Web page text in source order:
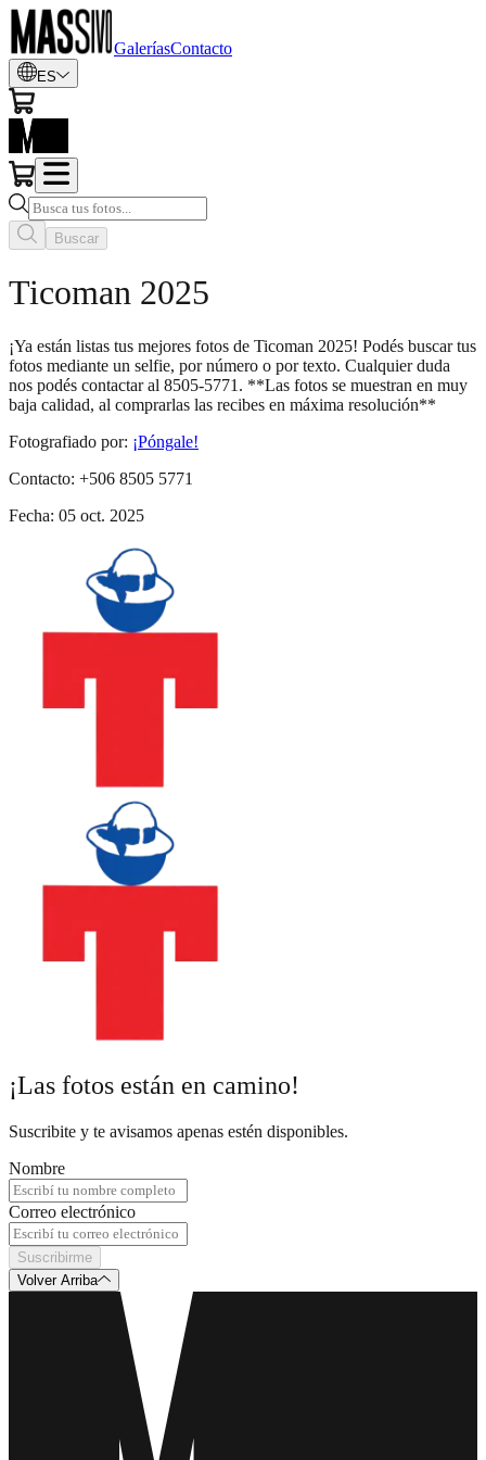
GaleríasContacto
ES
Buscar
Ticoman 2025
¡Ya están listas tus mejores fotos de Ticoman 2025! Podés buscar tus
fotos mediante un selfie, por número o por texto. Cualquier duda
nos podés contactar al 8505-5771. **Las fotos se muestran en muy
baja calidad, al comprarlas las recibes en máxima resolución**
Fotografiado por: ¡Póngale!
Contacto: +506 8505 5771
Fecha: 05 oct. 2025
¡Las fotos están en camino!
Suscribite y te avisamos apenas estén disponibles.
Nombre
Correo electrónico
Suscribirme
Volver Arriba